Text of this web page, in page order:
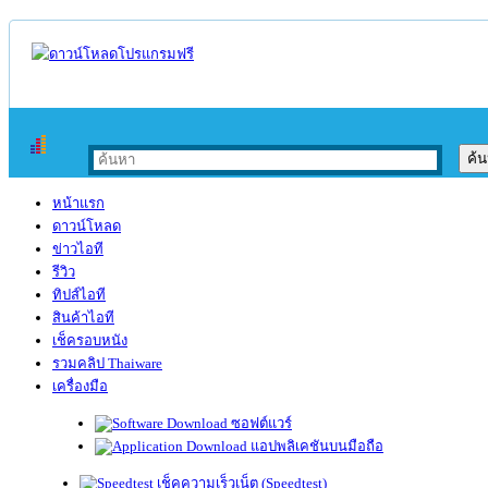
หน้าแรก
ดาวน์โหลด
ข่าวไอที
รีวิว
ทิปส์ไอที
สินค้าไอที
เช็ครอบหนัง
รวมคลิป Thaiware
เครื่องมือ
ซอฟต์แวร์
แอปพลิเคชันบนมือถือ
เช็คความเร็วเน็ต (Speedtest)